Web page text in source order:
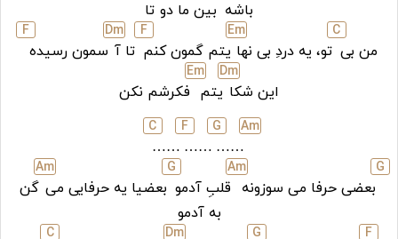
باشه بین ما دو تا
من بی
C
تو، یه دردِ بی نها
Em
یتم گمون کنم
F
تا آ
Dm
سمون رسیده
F
این شکا
Dm
یتم
Em
فکرشم نکن
Am
……
G
……
F
……
C
G
بعضی حرفا می سوزونه
Am
قلبِ آدمو
G
بعضیا یه حرفایی می
Am
گن
به آدمو
F
G
Dm
C